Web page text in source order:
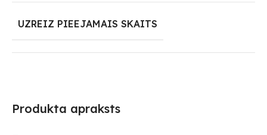
Produkta apraksts
UZREIZ PIEEJAMAIS SKAITS